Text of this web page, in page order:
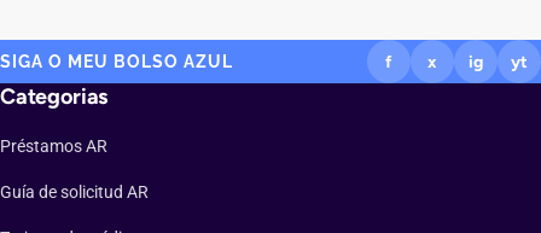
SIGA O MEU BOLSO AZUL f x ig yt
Categorias
Préstamos AR
Guía de solicitud AR